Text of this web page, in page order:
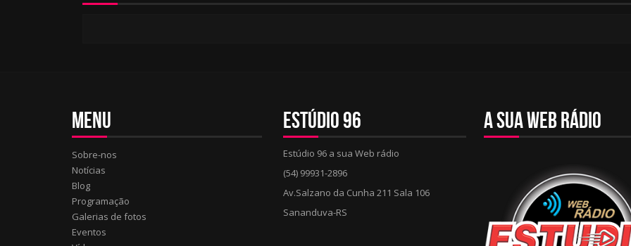
Menu
Sobre-nos
Notícias
Blog
Programação
Galerias de fotos
Eventos
Estúdio 96
Estúdio 96 a sua Web rádio
(54) 99931-2896
Av.Salzano da Cunha 211 Sala 106
Sananduva-RS
A sua web rádio